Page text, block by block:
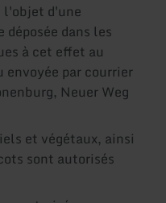
l'objet d'une
déposée dans les
à cet effet au
par courrier
Neuer Weg
et végétaux, ainsi
sont autorisés